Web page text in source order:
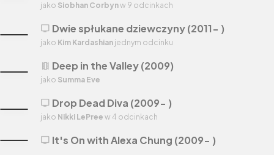
theaters Deep in the Valley (2009)
jako Summa Eve
tv Drop Dead Diva (2009- )
jako Nikki LePree w 4 odcinkach
jako Siobhan Corbynw 9 odcinkach
tv Dwie spłukane dziewczyny (2011- )
jako Kim Kardashian jednym odcinku
tv It's On with Alexa Chung (2009- )